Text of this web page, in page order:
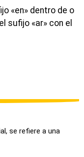
«en» dentro de o
sufijo «ar» con el
se refiere a una